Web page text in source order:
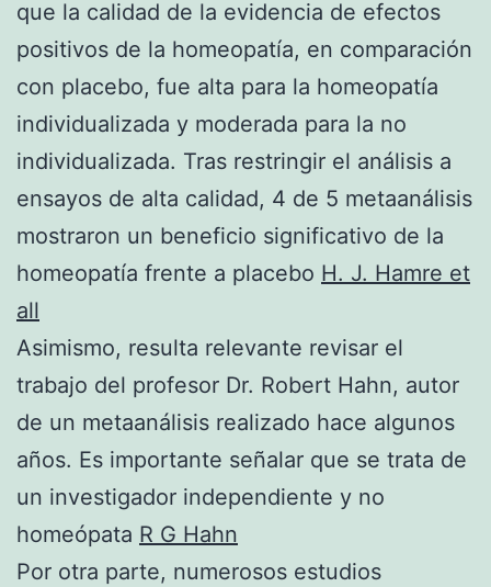
que la calidad de la evidencia de efectos
positivos de la homeopatía, en comparación
con placebo, fue alta para la homeopatía
individualizada y moderada para la no
individualizada. Tras restringir el análisis a
ensayos de alta calidad, 4 de 5 metaanálisis
mostraron un beneficio significativo de la
homeopatía frente a placebo H. J. Hamre et
all
Asimismo, resulta relevante revisar el
trabajo del profesor Dr. Robert Hahn, autor
de un metaanálisis realizado hace algunos
años. Es importante señalar que se trata de
un investigador independiente y no
homeópata R G Hahn
Por otra parte, numerosos estudios